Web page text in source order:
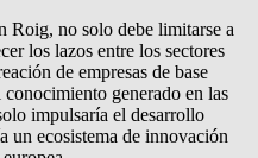
Roig, no solo debe limitarse a
los lazos entre los sectores
de empresas de base
generado en las
impulsaría el desarrollo
un ecosistema de innovación